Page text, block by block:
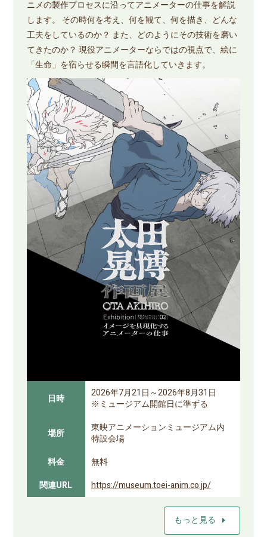
ニメの製作プロセスに沿ってアニメーターの仕事を解説
します。 その時何を考え、何を観て、何を描き、どんな
工夫をしているのか？ また、どのようにその技術を磨い
てきたのか？ 現役アニメーターならではの視点で、絵に
「生命」を宿らせる瞬間を言語化していきます。
日時
2026年7月21日～2026年8月31日
※ミュージアム開館日に準ずる
場所
東映アニメーションミュージアム内
特設会場
料金
無料
関連URL
https://museum.toei-anim.co.jp/
もっと見る arrow_right